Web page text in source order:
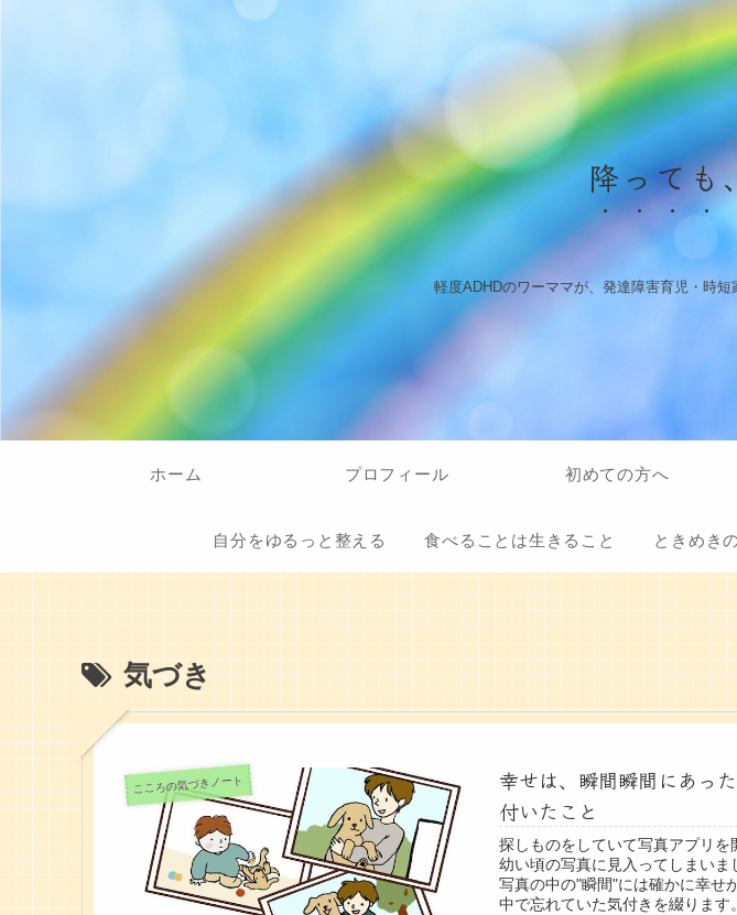
降っても
軽度ADHDのワーママが、発達障害育児・時
ホーム プロフィール 初めての方へ
自分をゆるっと整える 食べることは生きること ときめき
気づき
こころの気づきノート
幸せは、瞬間瞬間にあっ
付いたこと
探しものをしていて写真アプリ
幼い頃の写真に見入ってしまいま
写真の中の"瞬間"には確かに幸せ
中で忘れていた気付きを綴ります。